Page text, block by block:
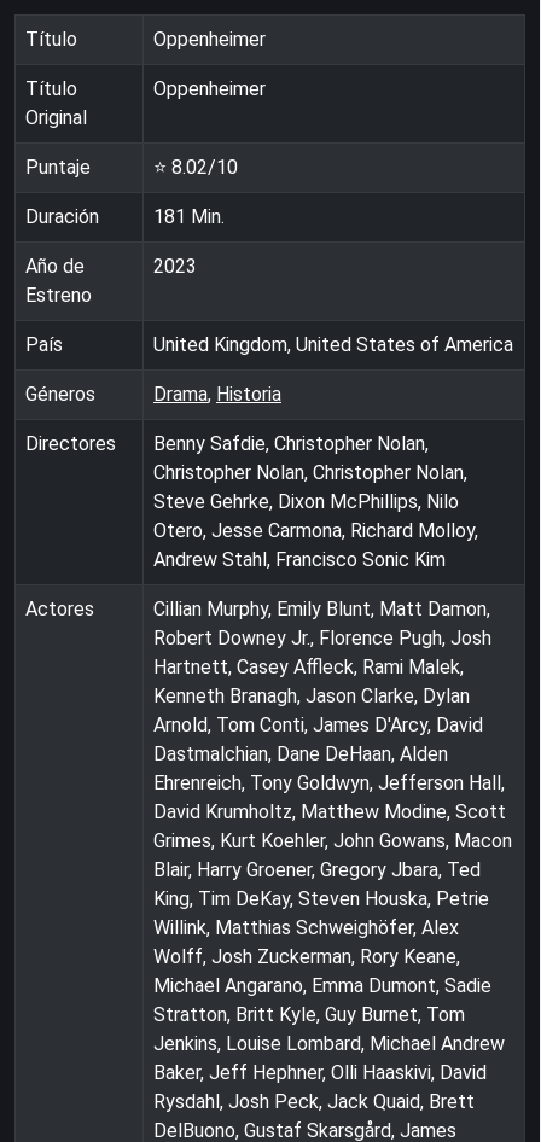
Título Oppenheimer
Título
Original
Oppenheimer
Puntaje ⭐ 8.02/10
Duración 181 Min.
Año de
Estreno
2023
País United Kingdom, United States of America
Géneros Drama, Historia
Directores
Benny Safdie, Christopher Nolan,
Christopher Nolan, Christopher Nolan,
Steve Gehrke, Dixon McPhillips, Nilo
Otero, Jesse Carmona, Richard Molloy,
Andrew Stahl, Francisco Sonic Kim
Actores
Cillian Murphy, Emily Blunt, Matt Damon,
Robert Downey Jr., Florence Pugh, Josh
Hartnett, Casey Affleck, Rami Malek,
Kenneth Branagh, Jason Clarke, Dylan
Arnold, Tom Conti, James D'Arcy, David
Dastmalchian, Dane DeHaan, Alden
Ehrenreich, Tony Goldwyn, Jefferson Hall,
David Krumholtz, Matthew Modine, Scott
Grimes, Kurt Koehler, John Gowans, Macon
Blair, Harry Groener, Gregory Jbara, Ted
King, Tim DeKay, Steven Houska, Petrie
Willink, Matthias Schweighöfer, Alex
Wolff, Josh Zuckerman, Rory Keane,
Michael Angarano, Emma Dumont, Sadie
Stratton, Britt Kyle, Guy Burnet, Tom
Jenkins, Louise Lombard, Michael Andrew
Baker, Jeff Hephner, Olli Haaskivi, David
Rysdahl, Josh Peck, Jack Quaid, Brett
DelBuono, Gustaf Skarsgård, James